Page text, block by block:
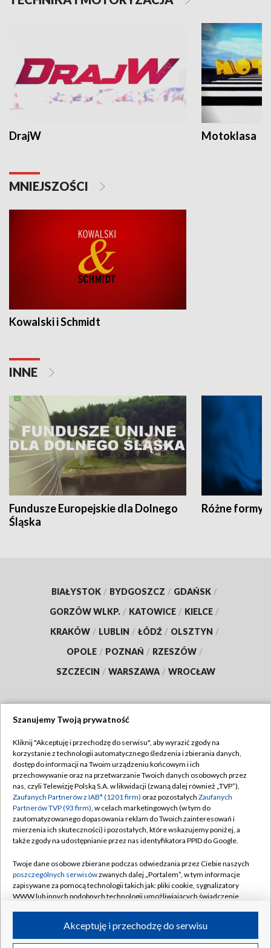
DrajW Motoklasa
MNIEJSZOŚCI
Kowalski i Schmidt
INNE
Fundusze Europejskie dla Dolnego
Śląska
Różne formy
BIAŁYSTOK / BYDGOSZCZ / GDAŃSK /
GORZÓW WLKP. / KATOWICE / KIELCE /
KRAKÓW / LUBLIN / ŁÓDŹ / OLSZTYN /
OPOLE / POZNAŃ / RZESZÓW /
SZCZECIN / WARSZAWA / WROCŁAW
TVP
Abonament TVP
Emisja w TVP
Centrum informacji TVP
Naziemna Telewizja Cyfrowa
Rada Programowa
System NOS
Informacje o nadawcy
Program dla prasy
Regulamin TVP
Polityka prywatności
Moje zgody
Pomoc
Kontakt
Kanały
©2026 Telewizja Polska S.A. w likwidacji
Szanujemy Twoją prywatność
Kliknij "Akceptuję i przechodzę do serwisu", aby wyrazić zgody na
korzystanie z technologii automatycznego śledzenia i zbierania danych,
dostęp do informacji na Twoim urządzeniu końcowym i ich
przechowywanie oraz na przetwarzanie Twoich danych osobowych przez
nas, czyli Telewizję Polską S.A. w likwidacji (zwaną dalej również „TVP”),
Zaufanych Partnerów z IAB* (1201 firm) oraz pozostałych Zaufanych
Partnerów TVP (93 firm), w celach marketingowych (w tym do
zautomatyzowanego dopasowania reklam do Twoich zainteresowań i
mierzenia ich skuteczności) i pozostałych, które wskazujemy poniżej, a
także zgody na udostępnianie przez nas identyfikatora PPID do Google.
Twoje dane osobowe zbierane podczas odwiedzania przez Ciebie naszych
poszczególnych serwisówzwanych dalej „Portalem”, w tym informacje
zapisywane za pomocą technologii takich jak: pliki cookie, sygnalizatory
WWW lub innych podobnych technologii umożliwiających świadczenie
ruchu w Internecie.Akceptuję i przechodzę do serwisu